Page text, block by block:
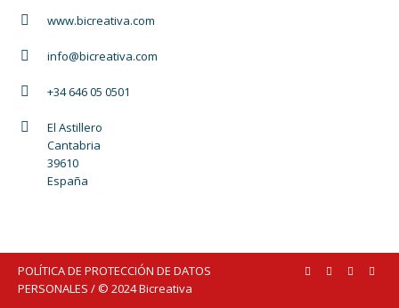
www.bicreativa.com
info@bicreativa.com
+34 646 05 0501
El Astillero
Cantabria
39610
España
POLÍTICA DE PROTECCIÓN DE DATOS
PERSONALES / © 2024 Bicreativa